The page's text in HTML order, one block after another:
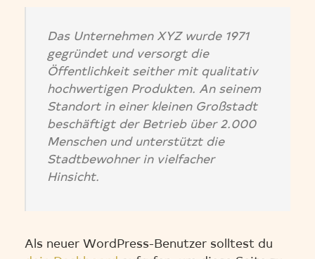
Das Unternehmen XYZ wurde 1971
gegründet und versorgt die
Öffentlichkeit seither mit qualitativ
hochwertigen Produkten. An seinem
Standort in einer kleinen Großstadt
beschäftigt der Betrieb über 2.000
Menschen und unterstützt die
Stadtbewohner in vielfacher
Hinsicht.
Als neuer WordPress-Benutzer solltest du